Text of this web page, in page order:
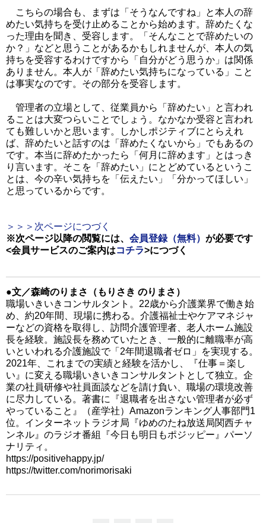
こちらの場合も、まずは「そうなんですね」と本人の辞
めたい気持ちを受け止めることから始めます。辞めたくな
った理由を聞き、受容します。「そんなことで辞めたいの
か？」などと思うことがあるかもしれませんが、本人の気
持ちを受容するわけですから「自分がどう思うか」は関係
ありません。本人が「辞めたい気持ちになっている」こと
は事実なのです。その部分を受容します。
管理者の立場として、従業員から「辞めたい」と言われ
ることは大変つらいことでしょう。なかなか受容と言われ
ても難しいかと思います。しかしポジティブにとらえれ
ば、辞めたいと話すのは「辞めたくないから」でもあるの
です。本当に辞めたかったら「何月に辞めます」とはっき
り言います。そこを「辞めたい」にとどめているというこ
とは、今の辛い気持ちを「伝えたい」「分かってほしい」
と思っているからです。
＞＞＞次ページにつづく
※次ページ以降の閲覧には、 会員登録（無料） が必要です
<会員サービスのご案内はコチラ>につづく
●文／森崎のりまさ（もりさき のりまさ）
職場いきいきコンサルタント。22歳から介護業界で働き始
め、約20年間、現場に携わる。介護福祉士やケアマネジャ
ーなどの資格を取得し、訪問介護管理者、老人ホーム施設
長を経験。施設長を務めていたとき、一般的に離職率が高
いといわれる介護施設で「2年間退職者ゼロ」を実現する。
2021年、これまでの実績と経験を活かし、『仕事＝楽し
い』に変える職場いきいきコンサルタントとして独立。企
業の社員研修や社員面談などを請け負い、職場の環境改善
に尽力している。著書に『退職者を出さない管理者が必ず
やっていること』（産学社）Amazonランキング人事部門1
位。インターネットラジオ局『ゆめのたね放送局関西チャ
ンネル』のラジオ番組『今日も明日もポジッピー』パーソ
ナリティ。
https://positivehappy.jp/
https://twitter.com/norimorisaki